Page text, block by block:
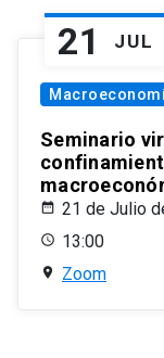
21 JUL
Seminario
21 de Julio
13:00
Zoom